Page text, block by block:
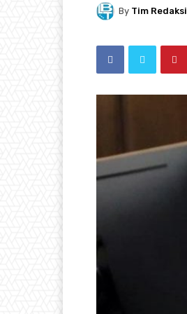
By Tim Redaksi